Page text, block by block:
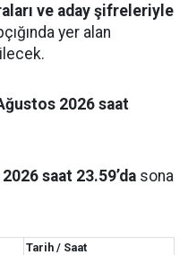
ve aday şifreleriyle
yer alan
2026 saat
saat 23.59’da sona
Tarih / Saat